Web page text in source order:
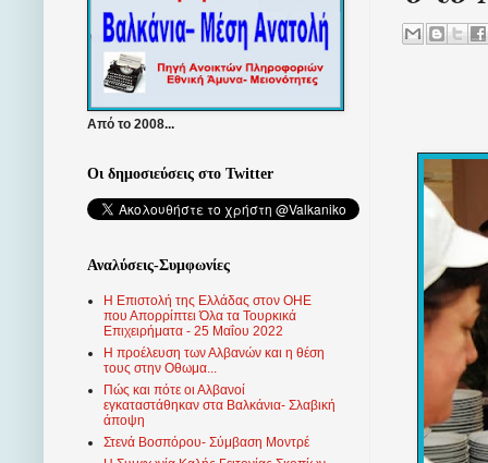
Από το 2008...
Οι δημοσιεύσεις στο Twitter
Αναλύσεις-Συμφωνίες
Η Επιστολή της Ελλάδας στον ΟΗΕ
που Απορρίπτει Όλα τα Τουρκικά
Επιχειρήματα - 25 Μαΐου 2022
Η προέλευση των Αλβανών και η θέση
τους στην Οθωμα...
Πώς και πότε οι Αλβανοί
εγκαταστάθηκαν στα Βαλκάνια- Σλαβική
άποψη
Στενά Βοσπόρου- Σύμβαση Μοντρέ